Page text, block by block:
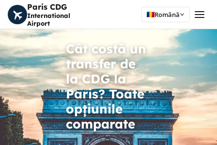
Paris CDG
International
Airport
Română
Cât costă un
transfer de
la CDG la
Paris? Toate
opțiunile
comparate